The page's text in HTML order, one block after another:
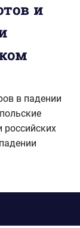
и
в падении
российских